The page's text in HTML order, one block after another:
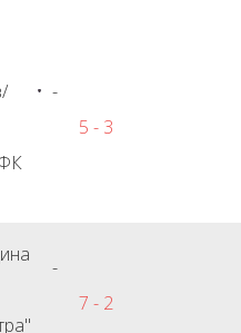
-
5 - 3
-
7 - 2